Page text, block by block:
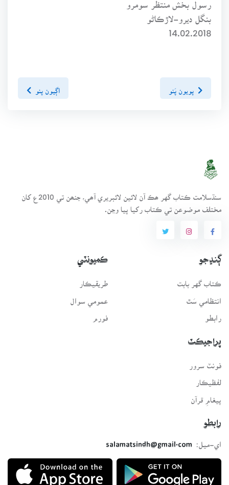
بنگل ديرو-لاڙڪاڻو
14.02.2018
پويون پَنو اڳيون پنو
سنڌسلامت ڪتاب گهر ھڪ آن لائين لائبريري آھي، جنھن تي 2010ع کان
مختلف موضوعن تي ڪتاب رکيا پيا وڃن.
ڳنڍجو
ڪتاب گهر بابت
انتظامي سَٿ
رابطو
ڪميونٽي
طريقيڪار
عمومي سوال
فورم
پراجيڪٽ
لفظيڪار
پيغامِ قرآن
رابطو
اي-ميل:
salamatsindh@gmail.com